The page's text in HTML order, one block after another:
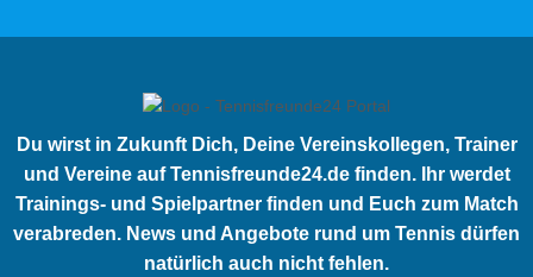
Du wirst in Zukunft Dich, Deine Vereinskollegen, Trainer
und Vereine auf Tennisfreunde24.de finden. Ihr werdet
Trainings- und Spielpartner finden und Euch zum Match
verabreden. News und Angebote rund um Tennis dürfen
natürlich auch nicht fehlen.